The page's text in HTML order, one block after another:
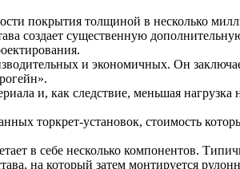
покрытия толщиной в несколько
создает существенную
и экономичных. Он
и, как следствие, меньшая
торкрет-установок, стоимость
в себе несколько компонентов.
на который затем монтируется